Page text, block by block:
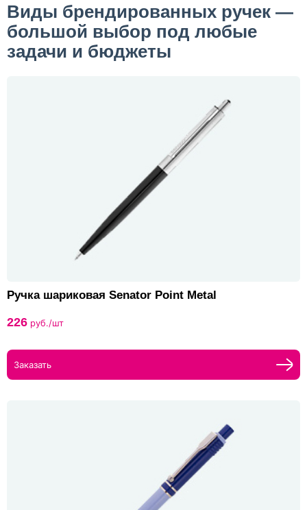
Виды брендированных ручек —
большой выбор под любые
задачи и бюджеты
Ручка шариковая Senator Point Metal
226 руб./шт
Заказать